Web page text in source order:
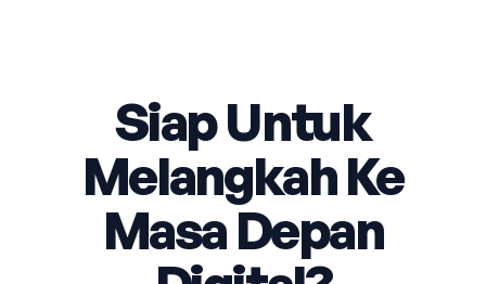
Siap Untuk
Melangkah Ke
Masa Depan